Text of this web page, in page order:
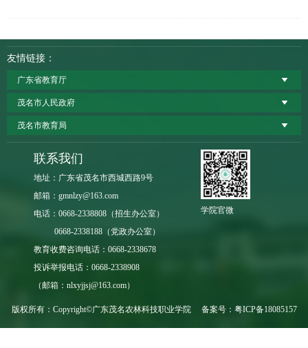
友情链接：
广东省教育厅
茂名市人民政府
茂名市教育局
联系我们
地址：广东省茂名市西城西路9号
邮箱：gmnlzy@163.com
电话：0668-2338808（招生办公室）
0668-2338188（党政办公室）
教育收费咨询电话：0668-2338678
投诉举报电话：0668-2338908
（邮箱：nlxyjjsj@163.com）
学院官微
版权所有：Copyright©广东茂名农林科技职业学院 备案号： 粤ICP备18085157